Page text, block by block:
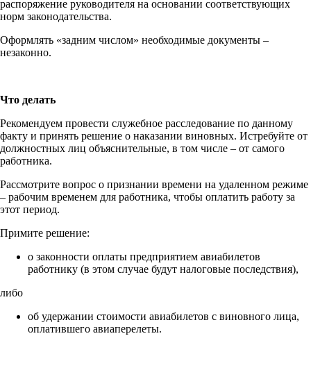
распоряжение руководителя на основании соответствующих
норм законодательства.
Оформлять «задним числом» необходимые документы –
незаконно.
Что делать
Рекомендуем провести служебное расследование по данному
факту и принять решение о наказании виновных. Истребуйте от
должностных лиц объяснительные, в том числе – от самого
работника.
Рассмотрите вопрос о признании времени на удаленном режиме
– рабочим временем для работника, чтобы оплатить работу за
этот период.
Примите решение:
о законности оплаты предприятием авиабилетов
работнику (в этом случае будут налоговые последствия),
либо
об удержании стоимости авиабилетов с виновного лица,
оплатившего авиаперелеты.